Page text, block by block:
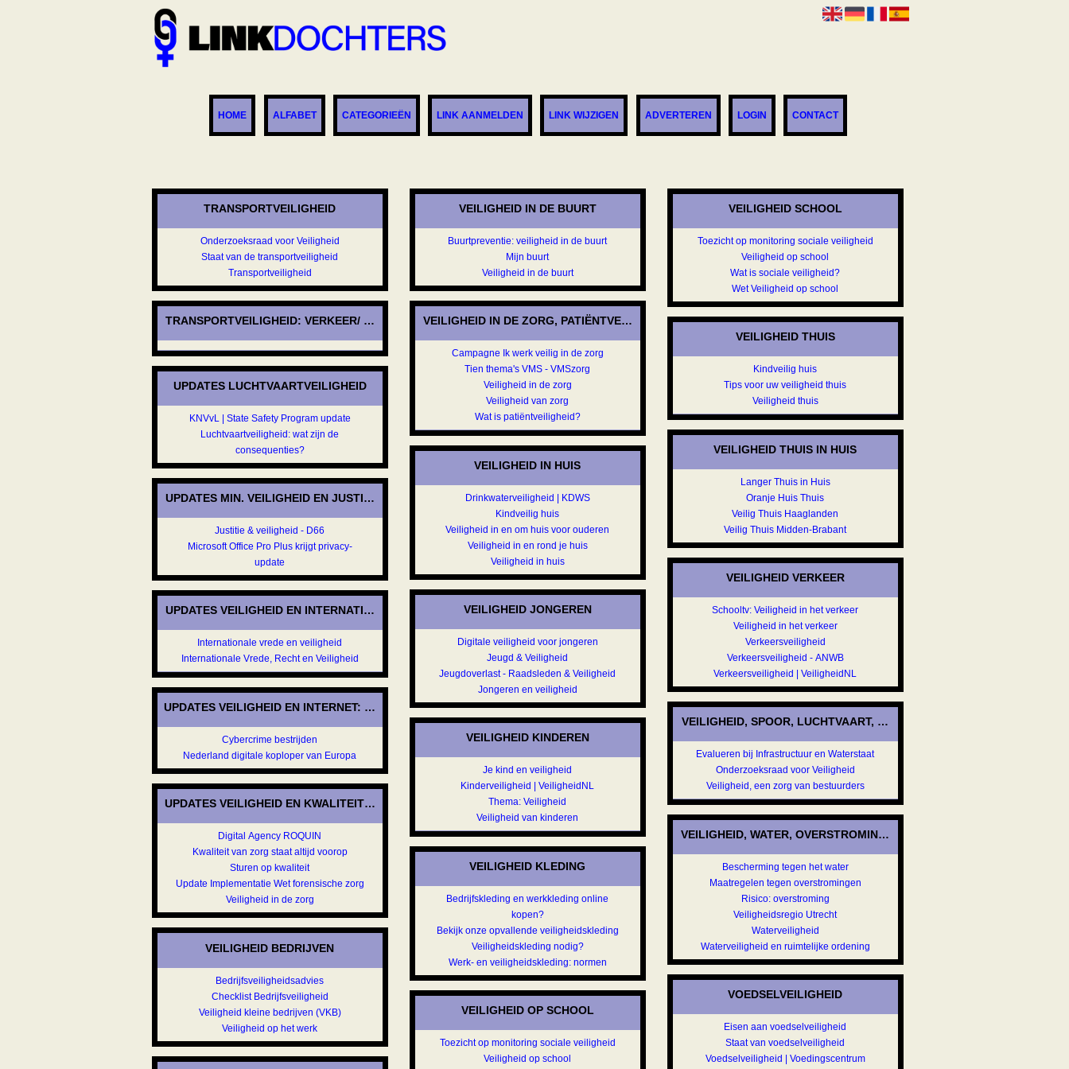
HOME ALFABET CATEGORIEËN LINK AANMELDEN LINK WIJZIGEN ADVERTEREN LOGIN CONTACT
TRANSPORTVEILIGHEID
Onderzoeksraad voor Veiligheid
Staat van de transportveiligheid
Transportveiligheid
TRANSPORTVEILIGHEID: VERKEER/ WEGVERVOER
UPDATES LUCHTVAARTVEILIGHEID
KNVvL | State Safety Program update
Luchtvaartveiligheid: wat zijn de
consequenties?
UPDATES MIN. VEILIGHEID EN JUSTITIE
Justitie & veiligheid - D66
Microsoft Office Pro Plus krijgt privacy-
update
UPDATES VEILIGHEID EN INTERNATIONALE VREDE
Internationale vrede en veiligheid
Internationale Vrede, Recht en Veiligheid
UPDATES VEILIGHEID EN INTERNET: CYBERCRIME
Cybercrime bestrijden
Nederland digitale koploper van Europa
UPDATES VEILIGHEID EN KWALITEIT VAN DE ZORG
Digital Agency ROQUIN
Kwaliteit van zorg staat altijd voorop
Sturen op kwaliteit
Update Implementatie Wet forensische zorg
Veiligheid in de zorg
VEILIGHEID BEDRIJVEN
Bedrijfsveiligheidsadvies
Checklist Bedrijfsveiligheid
Veiligheid kleine bedrijven (VKB)
Veiligheid op het werk
VEILIGHEID IN DE BUURT
Buurtpreventie: veiligheid in de buurt
Mijn buurt
Veiligheid in de buurt
VEILIGHEID IN DE ZORG, PATIËNTVEILIGHEID, VMS
Campagne Ik werk veilig in de zorg
Tien thema's VMS - VMSzorg
Veiligheid in de zorg
Veiligheid van zorg
Wat is patiëntveiligheid?
VEILIGHEID IN HUIS
Drinkwaterveiligheid | KDWS
Kindveilig huis
Veiligheid in en om huis voor ouderen
Veiligheid in en rond je huis
Veiligheid in huis
VEILIGHEID JONGEREN
Digitale veiligheid voor jongeren
Jeugd & Veiligheid
Jeugdoverlast - Raadsleden & Veiligheid
Jongeren en veiligheid
VEILIGHEID KINDEREN
Je kind en veiligheid
Kinderveiligheid | VeiligheidNL
Thema: Veiligheid
Veiligheid van kinderen
VEILIGHEID KLEDING
Bedrijfskleding en werkkleding online
kopen?
Bekijk onze opvallende veiligheidskleding
Veiligheidskleding nodig?
Werk- en veiligheidskleding: normen
VEILIGHEID OP SCHOOL
Toezicht op monitoring sociale veiligheid
Veiligheid op school
VEILIGHEID SCHOOL
Toezicht op monitoring sociale veiligheid
Veiligheid op school
Wat is sociale veiligheid?
Wet Veiligheid op school
VEILIGHEID THUIS
Kindveilig huis
Tips voor uw veiligheid thuis
Veiligheid thuis
VEILIGHEID THUIS IN HUIS
Langer Thuis in Huis
Oranje Huis Thuis
Veilig Thuis Haaglanden
Veilig Thuis Midden-Brabant
VEILIGHEID VERKEER
Schooltv: Veiligheid in het verkeer
Veiligheid in het verkeer
Verkeersveiligheid
Verkeersveiligheid - ANWB
Verkeersveiligheid | VeiligheidNL
VEILIGHEID, SPOOR, LUCHTVAART, SCHEEPVAART
Evalueren bij Infrastructuur en Waterstaat
Onderzoeksraad voor Veiligheid
Veiligheid, een zorg van bestuurders
VEILIGHEID, WATER, OVERSTROMINGEN
Bescherming tegen het water
Maatregelen tegen overstromingen
Risico: overstroming
Veiligheidsregio Utrecht
Waterveiligheid
Waterveiligheid en ruimtelijke ordening
VOEDSELVEILIGHEID
Eisen aan voedselveiligheid
Staat van voedselveiligheid
Voedselveiligheid | Voedingscentrum